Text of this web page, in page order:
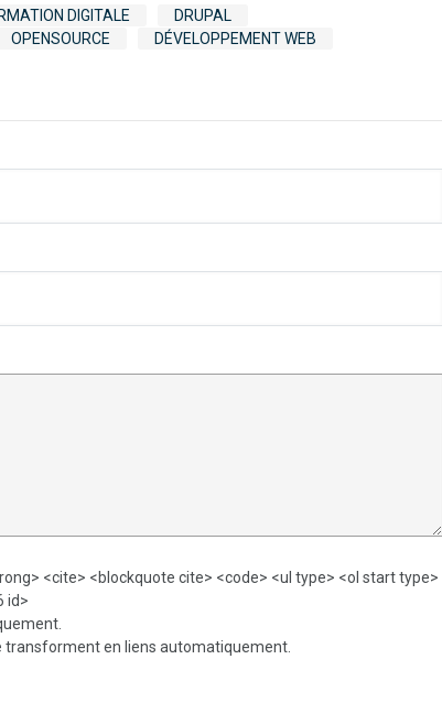
DIGITALE
DRUPAL
OPENSOURCE DÉVELOPPEMENT WEB
<cite> <blockquote cite> <code> <ul type> <ol start type>
id>
transforment en liens automatiquement.